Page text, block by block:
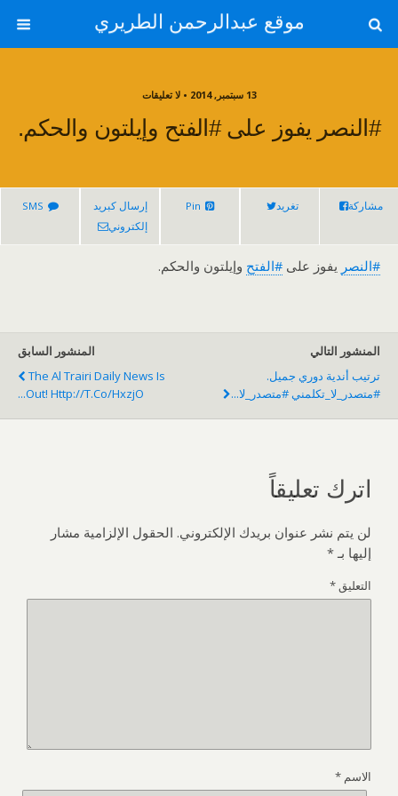
موقع عبدالرحمن الطريري
13 سبتمبر, 2014 • لا تعليقات
#النصر يفوز على #الفتح وإيلتون والحكم.
مشاركة تغريد Pin
إرسال كبريد
إلكتروني
SMS
#النصر يفوز على #الفتح وإيلتون والحكم.
المنشور السابق
The Al Trairi Daily News Is
Out! Http://t.co/hxzjO...
المنشور التالي
ترتيب أندية دوري جميل.
#متصدر_لا_تكلمني #متصدر_لا...
اترك تعليقاً
لن يتم نشر عنوان بريدك الإلكتروني. الحقول الإلزامية مشار
إليها بـ*
التعليق*
الاسم *